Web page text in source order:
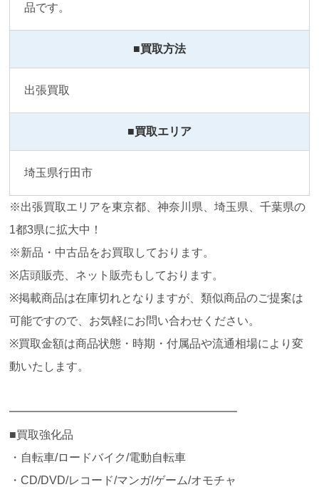
品です。
■買取方法
出張買取
■買取エリア
埼玉県行田市
※出張買取エリアを東京都、神奈川県、埼玉県、千葉県の
1都3県に拡大中！
※新品・中古品をお買取しております。
※店頭販売、ネット販売もしております。
※掲載商品は在庫切れとなりますが、類似商品のご提案は
可能ですので、お気軽にお問い合わせください。
※買取金額は商品状態・時期・付属品や流通相場により変
動いたします。
━━━━━━━━━━━━━━━━━━━━
■買取強化品
・自転車/ロードバイク/電動自転車
・CD/DVD/レコード/マンガ/ゲーム/オモチャ